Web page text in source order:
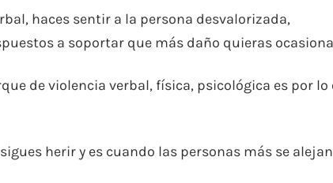
haces sentir a la persona desvalorizada,
a soportar que más daño quieras
de violencia verbal, física, psicológica es por lo
herir y es cuando las personas más se